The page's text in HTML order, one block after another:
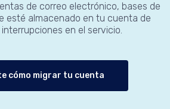
de correo electrónico, bases de
esté almacenado en tu cuenta de
en el servicio.
cómo migrar tu cuenta